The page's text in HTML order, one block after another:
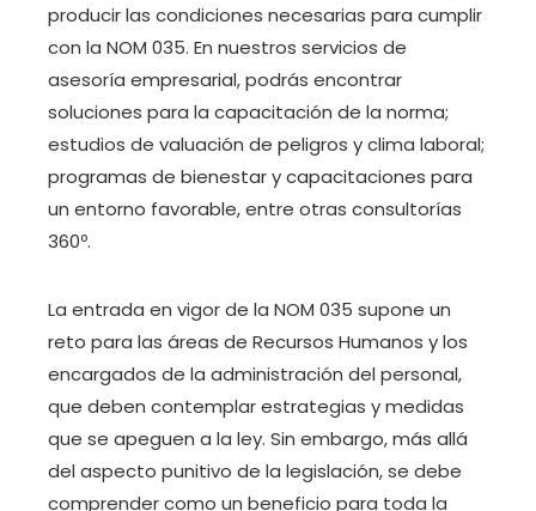
producir las condiciones necesarias para cumplir
con la NOM 035. En nuestros servicios de
asesoría empresarial, podrás encontrar
soluciones para la capacitación de la norma;
estudios de valuación de peligros y clima laboral;
programas de bienestar y capacitaciones para
un entorno favorable, entre otras consultorías
360º.
La entrada en vigor de la NOM 035 supone un
reto para las áreas de Recursos Humanos y los
encargados de la administración del personal,
que deben contemplar estrategias y medidas
que se apeguen a la ley. Sin embargo, más allá
del aspecto punitivo de la legislación, se debe
comprender como un beneficio para toda la